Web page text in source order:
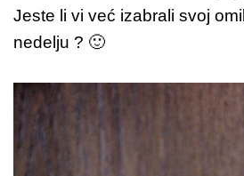
e
b
o
o
k
e
st
s
p
e
g
e
Jeste li vi već izabrali svoj
nedelju ? 🙂